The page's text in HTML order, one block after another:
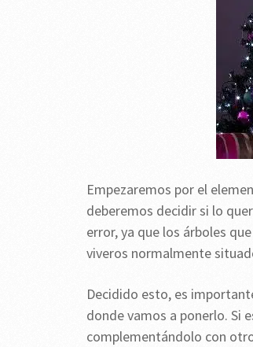
Empezaremos por el
deberemos decidir si lo
error, ya que los árboles
viveros normalmente
Decidido esto, es
donde vamos a ponerlo. Si
complementándolo con